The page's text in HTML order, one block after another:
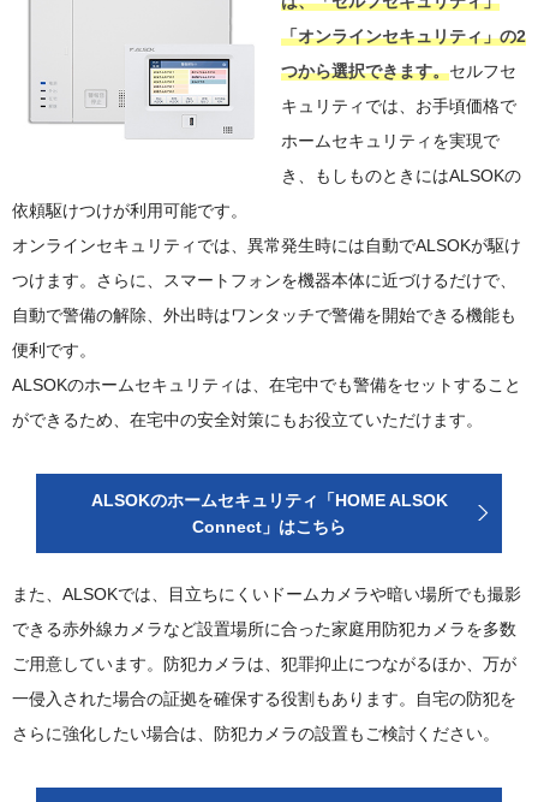
「オンラインセキュリティ」の2
つから選択できます。セルフセ
キュリティでは、お手頃価格で
ホームセキュリティを実現で
き、もしものときにはALSOKの
依頼駆けつけが利用可能です。
オンラインセキュリティでは、異常発生時には自動でALSOKが駆け
つけます。さらに、スマートフォンを機器本体に近づけるだけで、
自動で警備の解除、外出時はワンタッチで警備を開始できる機能も
便利です。
ALSOKのホームセキュリティは、在宅中でも警備をセットすること
ができるため、在宅中の安全対策にもお役立ていただけます。
ALSOKのホームセキュリティ「HOME ALSOK
Connect」はこちら
また、ALSOKでは、目立ちにくいドームカメラや暗い場所でも撮影
できる赤外線カメラなど設置場所に合った家庭用防犯カメラを多数
ご用意しています。防犯カメラは、犯罪抑止につながるほか、万が
一侵入された場合の証拠を確保する役割もあります。自宅の防犯を
さらに強化したい場合は、防犯カメラの設置もご検討ください。